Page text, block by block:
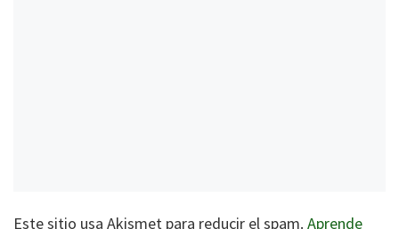
Este sitio usa Akismet para reducir el spam. Aprende